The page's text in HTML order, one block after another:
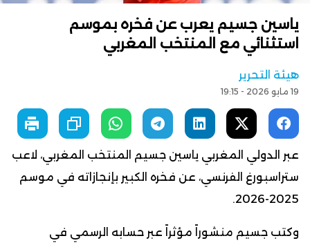
ياسين جسيم يعرب عن فخره بموسم
استثنائي مع المنتخب المغربي
هيئة التحرير
19 مايو 2026 - 19:15
عبر الدولي المغربي ياسين جسيم المنتخب المغربي، لاعب
ستراسبورغ الفرنسي، عن فخره الكبير بإنجازاته في موسم
2025-2026.
وكتب جسيم منشوراً مؤثراً عبر حسابه الرسمي في